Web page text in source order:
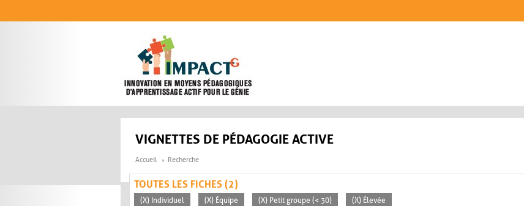
VIGNETTES DE PÉDAGOGIE ACTIVE
Accueil Recherche
TOUTES LES FICHES (2)
(X) Individuel (X) Équipe (X) Petit groupe (< 30) (X) Élevée